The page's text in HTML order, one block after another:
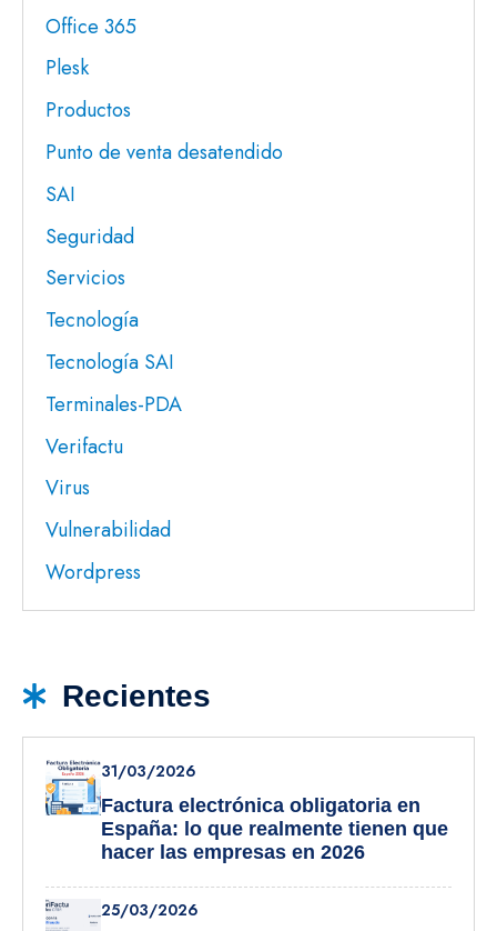
Office 365
Plesk
Productos
Punto de venta desatendido
SAI
Seguridad
Servicios
Tecnología
Tecnología SAI
Terminales-PDA
Verifactu
Virus
Vulnerabilidad
Wordpress
Recientes
31/03/2026
Factura electrónica obligatoria en
España: lo que realmente tienen que
hacer las empresas en 2026
25/03/2026